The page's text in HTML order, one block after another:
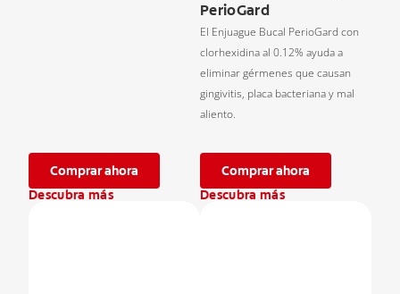
Comprar ahora
Descubra más
PerioGard
El Enjuague Bucal PerioGard con
clorhexidina al 0.12% ayuda a
eliminar gérmenes que causan
gingivitis, placa bacteriana y mal
aliento.
Comprar ahora
Descubra más